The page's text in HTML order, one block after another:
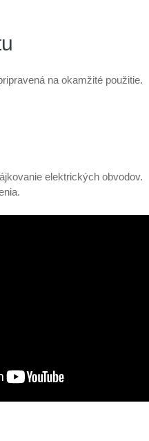
na okamžité použitie.
elektrických obvodov.